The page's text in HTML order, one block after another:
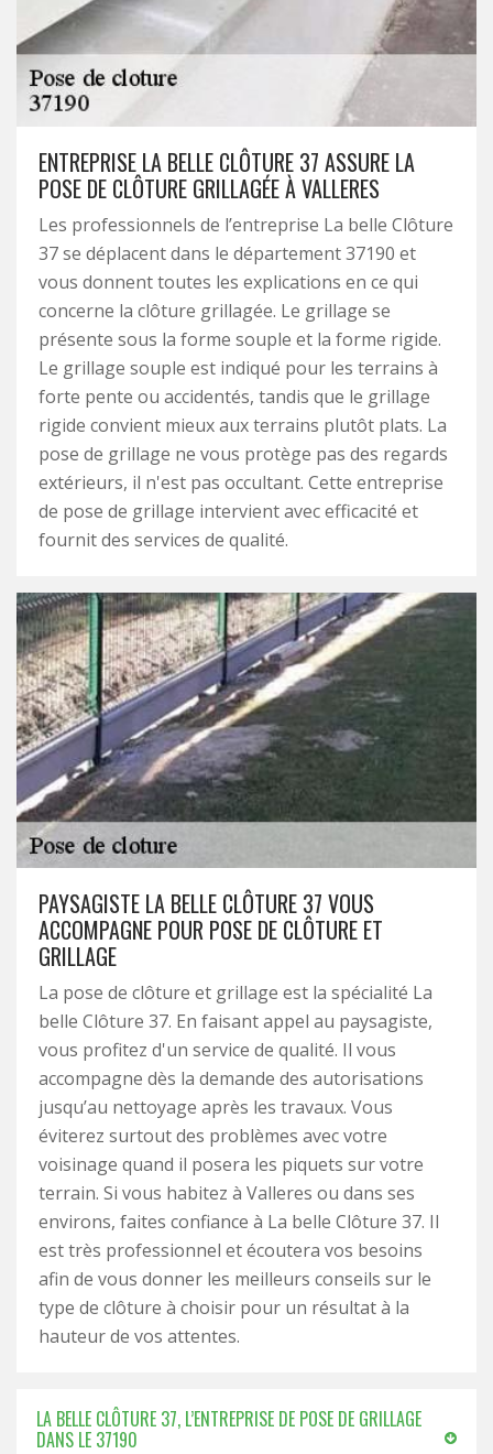
ENTREPRISE LA BELLE CLÔTURE 37 ASSURE LA
POSE DE CLÔTURE GRILLAGÉE À VALLERES
Les professionnels de l’entreprise La belle Clôture
37 se déplacent dans le département 37190 et
vous donnent toutes les explications en ce qui
concerne la clôture grillagée. Le grillage se
présente sous la forme souple et la forme rigide.
Le grillage souple est indiqué pour les terrains à
forte pente ou accidentés, tandis que le grillage
rigide convient mieux aux terrains plutôt plats. La
pose de grillage ne vous protège pas des regards
extérieurs, il n'est pas occultant. Cette entreprise
de pose de grillage intervient avec efficacité et
fournit des services de qualité.
PAYSAGISTE LA BELLE CLÔTURE 37 VOUS
ACCOMPAGNE POUR POSE DE CLÔTURE ET
GRILLAGE
La pose de clôture et grillage est la spécialité La
belle Clôture 37. En faisant appel au paysagiste,
vous profitez d'un service de qualité. Il vous
accompagne dès la demande des autorisations
jusqu’au nettoyage après les travaux. Vous
éviterez surtout des problèmes avec votre
voisinage quand il posera les piquets sur votre
terrain. Si vous habitez à Valleres ou dans ses
environs, faites confiance à La belle Clôture 37. Il
est très professionnel et écoutera vos besoins
afin de vous donner les meilleurs conseils sur le
type de clôture à choisir pour un résultat à la
hauteur de vos attentes.
LA BELLE CLÔTURE 37, L’ENTREPRISE DE POSE DE GRILLAGE
DANS LE 37190